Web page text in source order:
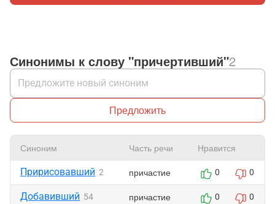
Синонимы к слову "причертивший"2
Предложить
Синоним Часть речи Нравится
Пририсовавший 2 причастие 0 0
Добавивший 54 причастие 0 0